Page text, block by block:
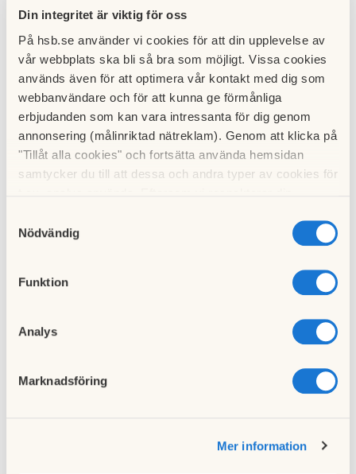
Din integritet är viktig för oss
På hsb.se använder vi cookies för att din upplevelse av
vår webbplats ska bli så bra som möjligt. Vissa cookies
används även för att optimera vår kontakt med dig som
webbanvändare och för att kunna ge förmånliga
erbjudanden som kan vara intressanta för dig genom
annonsering (målinriktad nätreklam). Genom att klicka på
"Tillåt alla cookies" och fortsätta använda hemsidan
samtycker du till att dessa och andra typer av cookies för
cookies och välja att endast tillåta ett urval.
Nödvändig
Funktion
Analys
Marknadsföring
Mer information
Taggar
Dela artikeln